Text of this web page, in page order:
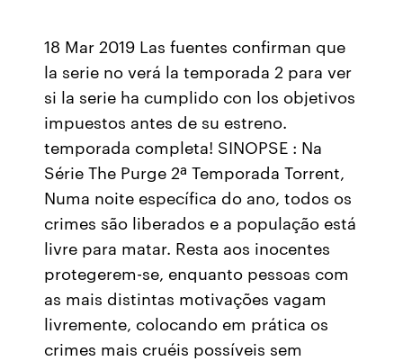
18 Mar 2019 Las fuentes confirman que
la serie no verá la temporada 2 para ver
si la serie ha cumplido con los objetivos
impuestos antes de su estreno.
temporada completa! SINOPSE : Na
Série The Purge 2ª Temporada Torrent,
Numa noite específica do ano, todos os
crimes são liberados e a população está
livre para matar. Resta aos inocentes
protegerem-se, enquanto pessoas com
as mais distintas motivações vagam
livremente, colocando em prática os
crimes mais cruéis possíveis sem